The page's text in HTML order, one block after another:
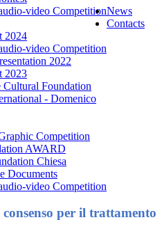
video Competition
2024
video Competition
2022
2023
Foundation
- Domenico
Competition
AWARD
Chiesa
Documents
video Competition
News
Contacts
per il trattamento